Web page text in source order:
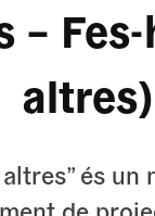
–
altres)
és un